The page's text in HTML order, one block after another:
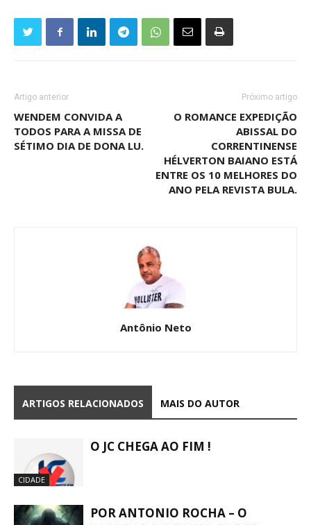
Artigo anterior
WENDEM CONVIDA A
TODOS PARA A MISSA DE
SÉTIMO DIA DE DONA LU.
Próximo artigo
O ROMANCE EXPEDIÇÃO
ABISSAL DO
CORRENTINENSE
HÉLVERTON BAIANO ESTÁ
ENTRE OS 10 MELHORES DO
ANO PELA REVISTA BULA.
Antônio Neto
ARTIGOS RELACIONADOS MAIS DO AUTOR
CIDADE
O JC CHEGA AO FIM !
POR ANTONIO ROCHA – O